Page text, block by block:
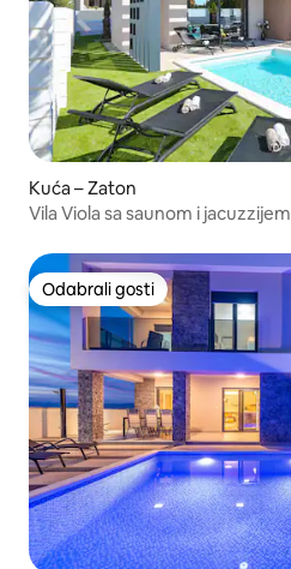
Kuća – Zaton
Vila Viola sa saunom i jacuzzijem
Odabrali gosti
Odabrali gosti